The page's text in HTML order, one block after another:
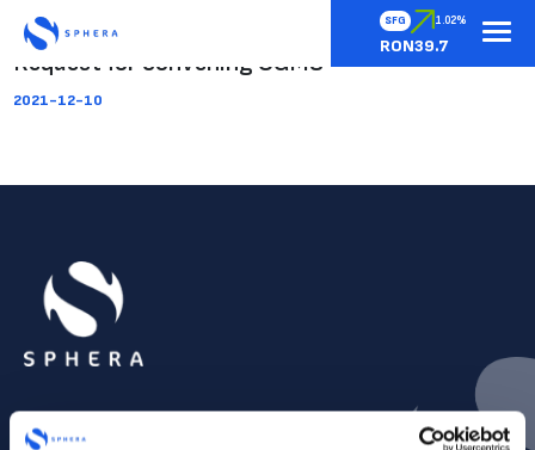
SFG 1.02%
RON39.7
Request for convening OGMS
2021-12-10